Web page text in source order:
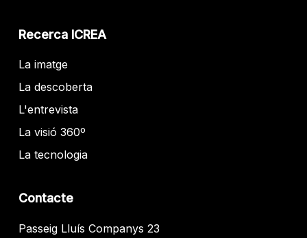
Recerca ICREA
La imatge
La descoberta
L'entrevista
La visió 360º
La tecnologia
Contacte
Passeig Lluís Companys 23